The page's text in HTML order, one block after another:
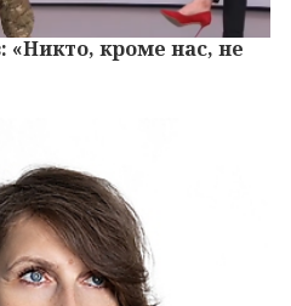
кроме нас, не